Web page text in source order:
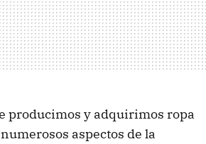
producimos y adquirimos ropa
aspectos de la